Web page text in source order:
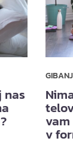
nas
v